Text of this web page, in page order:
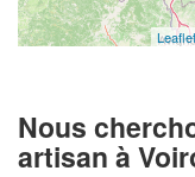
Leaflet
Nous
artisan à